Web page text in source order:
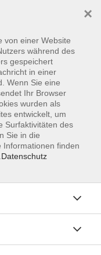
von einer Website
während des
gespeichert
in einer
Wenn Sie eine
Ihr Browser
wurden als
entwickelt, um
Surfaktivitäten des
Sie in die
Informationen finden
Datenschutz
×